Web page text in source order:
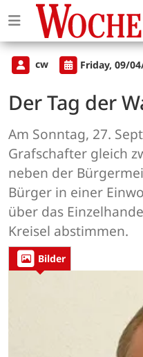
cw Friday, 09/
Der Tag der
Am Sonntag, 27.
Grafschafter gleich
neben der
Bürger in einer
über das
Kreisel abstimmen.
Bilder